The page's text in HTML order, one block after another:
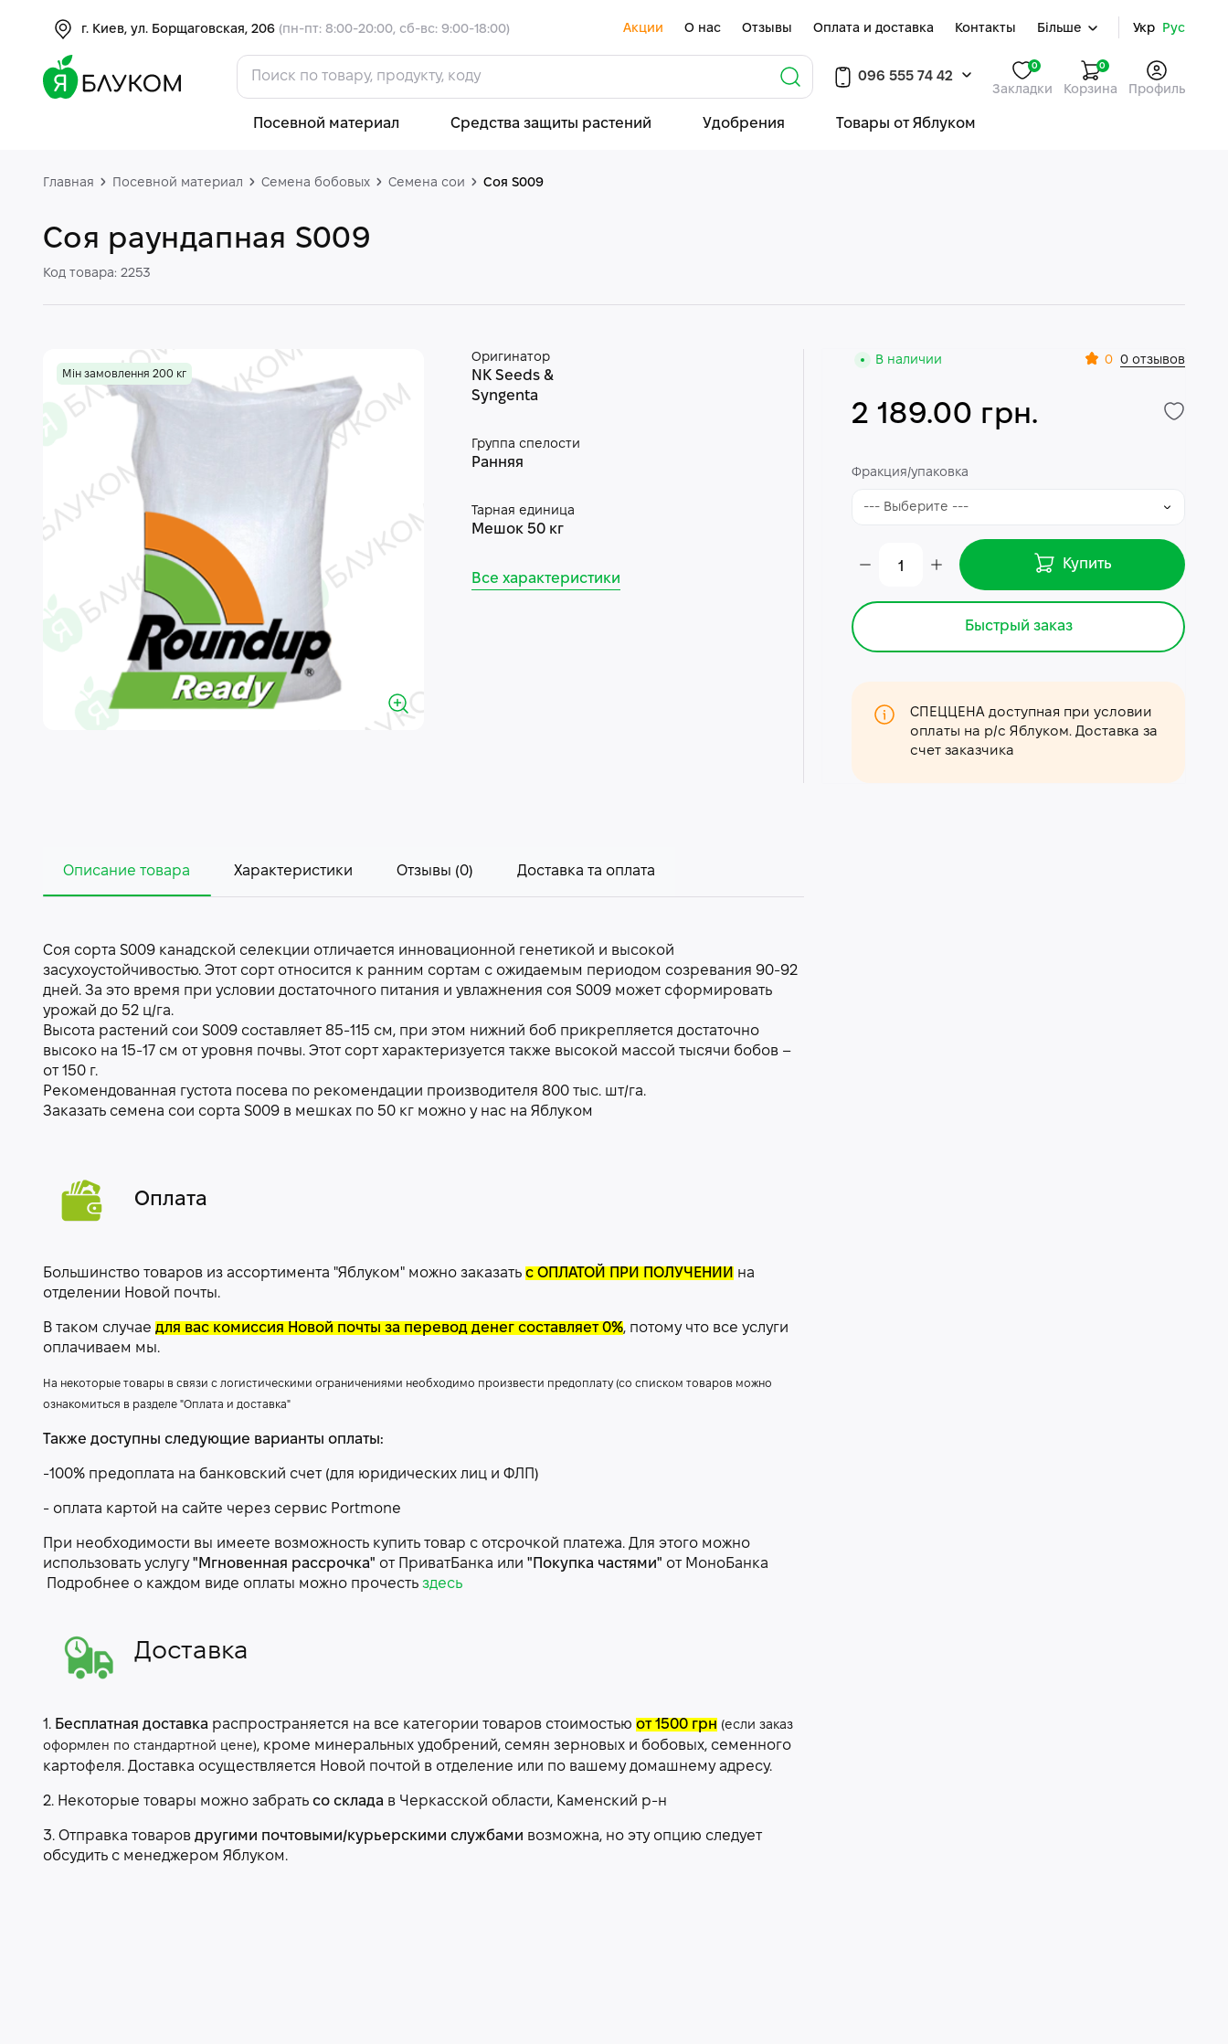
г. Киев, ул. Борщаговская, 206 (пн-пт: 8:00-20:00, сб-вс: 9:00-18:00) Акции О нас Отзывы Оплата и доставка Контакты Більше Укр Рус
096 555 74 42
Закладки
0 0
Корзина Профиль
Посевной материал Средства защиты растений Удобрения Товары от Яблуком
Главная Посевной материал Семена бобовых Семена сои Соя S009
Соя раундапная S009
Код товара: 2253
Мін замовлення 200 кг
Оригинатор
NK Seeds &
Syngenta
Группа спелости
Ранняя
Тарная единица
Мешок 50 кг
Все характеристики
В наличии 0 0 отзывов
2 189.00 грн.
Фракция/упаковка
Купить
Быстрый заказ
СПЕЦЦЕНА доступная при условии
оплаты на р/с Яблуком. Доставка за
счет заказчика
Описание товара Характеристики Отзывы (0) Доставка та оплата
Соя сорта S009 канадской селекции отличается инновационной генетикой и высокой
засухоустойчивостью. Этот сорт относится к ранним сортам с ожидаемым периодом созревания 90-92
дней. За это время при условии достаточного питания и увлажнения соя S009 может сформировать
урожай до 52 ц/га.
Высота растений сои S009 составляет 85-115 см, при этом нижний боб прикрепляется достаточно
высоко на 15-17 см от уровня почвы. Этот сорт характеризуется также высокой массой тысячи бобов –
от 150 г.
Рекомендованная густота посева по рекомендации производителя 800 тыс. шт/га.
Заказать семена сои сорта S009 в мешках по 50 кг можно у нас на Яблуком
Оплата
Большинство товаров из ассортимента "Яблуком" можно заказать с ОПЛАТОЙ ПРИ ПОЛУЧЕНИИ на
отделении Новой почты.
В таком случае для вас комиссия Новой почты за перевод денег составляет 0%, потому что все услуги
оплачиваем мы.
На некоторые товары в связи с логистическими ограничениями необходимо произвести предоплату (со списком товаров можно
ознакомиться в разделе "Оплата и доставка"
Также доступны следующие варианты оплаты:
-100% предоплата на банковский счет (для юридических лиц и ФЛП)
- оплата картой на сайте через сервис Portmone
При необходимости вы имеете возможность купить товар с отсрочкой платежа. Для этого можно
использовать услугу "Мгновенная рассрочка" от ПриватБанка или "Покупка частями" от МоноБанка
Подробнее о каждом виде оплаты можно прочесть здесь
Доставка
1. Бесплатная доставка распространяется на все категории товаров стоимостью от 1500 грн (если заказ
оформлен по стандартной цене), кроме минеральных удобрений, семян зерновых и бобовых, семенного
картофеля. Доставка осуществляется Новой почтой в отделение или по вашему домашнему адресу.
2. Некоторые товары можно забрать со склада в Черкасской области, Каменский р-н
3. Отправка товаров другими почтовыми/курьерскими службами возможна, но эту опцию следует
обсудить с менеджером Яблуком.